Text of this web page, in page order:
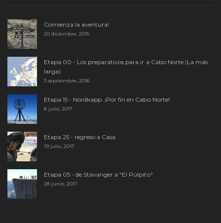
Comienza la aventura!
20 diciembre, 2015
Etapa 00 - Los preparativos para ir a Cabo Norte (La más
larga)
3 septiembre, 2016
Etapa 15 - Nordkapp. ¡Por fin en Cabo Norte!
8 julio, 2017
Etapa 25 - regreso a Casa
19 julio, 2017
Etapa 05 - de Stavanger a "El Púlpito"
28 junio, 2017